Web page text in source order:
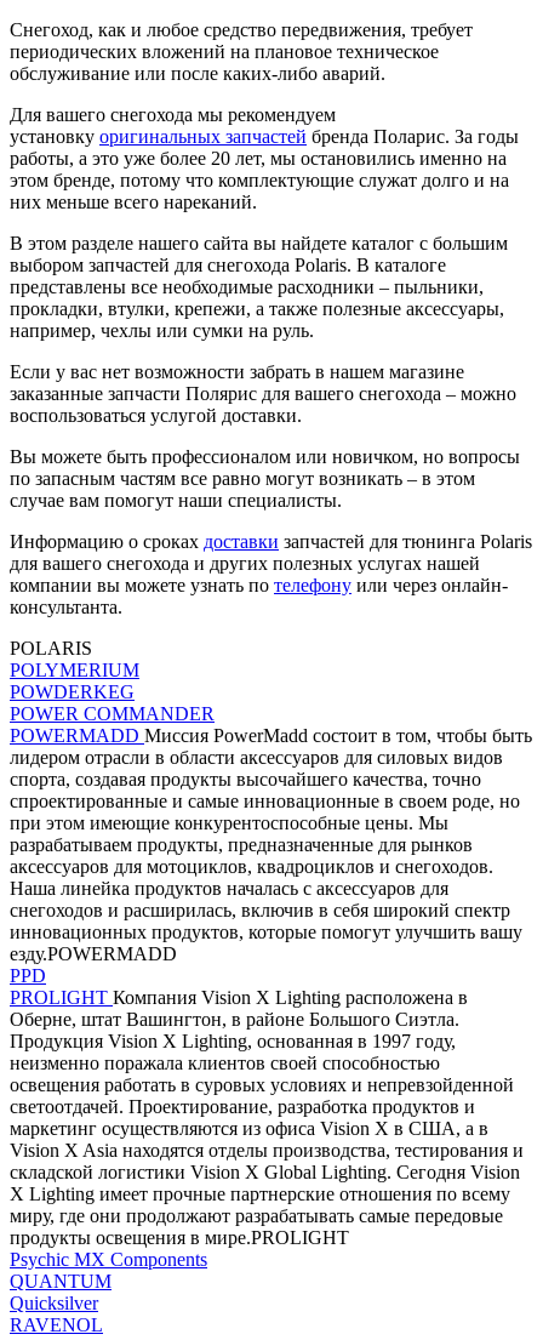
Снегоход, как и любое средство передвижения, требует
периодических вложений на плановое техническое
обслуживание или после каких-либо аварий.
Для вашего снегохода мы рекомендуем
установку оригинальных запчастей бренда Поларис. За годы
работы, а это уже более 20 лет, мы остановились именно на
этом бренде, потому что комплектующие служат долго и на
них меньше всего нареканий.
В этом разделе нашего сайта вы найдете каталог с большим
выбором запчастей для снегохода Polaris. В каталоге
представлены все необходимые расходники – пыльники,
прокладки, втулки, крепежи, а также полезные аксессуары,
например, чехлы или сумки на руль.
Если у вас нет возможности забрать в нашем магазине
заказанные запчасти Полярис для вашего снегохода – можно
воспользоваться услугой доставки.
Вы можете быть профессионалом или новичком, но вопросы
по запасным частям все равно могут возникать – в этом
случае вам помогут наши специалисты.
Информацию о сроках доставки запчастей для тюнинга Polaris
для вашего снегохода и других полезных услугах нашей
компании вы можете узнать по телефону или через онлайн-
консультанта.
POLARIS
POLYMERIUM
POWDERKEG
POWER COMMANDER
POWERMADD Миссия PowerMadd состоит в том, чтобы быть
лидером отрасли в области аксессуаров для силовых видов
спорта, создавая продукты высочайшего качества, точно
спроектированные и самые инновационные в своем роде, но
при этом имеющие конкурентоспособные цены. Мы
разрабатываем продукты, предназначенные для рынков
аксессуаров для мотоциклов, квадроциклов и снегоходов.
Наша линейка продуктов началась с аксессуаров для
снегоходов и расширилась, включив в себя широкий спектр
инновационных продуктов, которые помогут улучшить вашу
езду.POWERMADD
PPD
PROLIGHT Компания Vision X Lighting расположена в
Оберне, штат Вашингтон, в районе Большого Сиэтла.
Продукция Vision X Lighting, основанная в 1997 году,
неизменно поражала клиентов своей способностью
освещения работать в суровых условиях и непревзойденной
светоотдачей. Проектирование, разработка продуктов и
маркетинг осуществляются из офиса Vision X в США, а в
Vision X Asia находятся отделы производства, тестирования и
складской логистики Vision X Global Lighting. Сегодня Vision
X Lighting имеет прочные партнерские отношения по всему
миру, где они продолжают разрабатывать самые передовые
продукты освещения в мире.PROLIGHT
Psychic MX Components
QUANTUM
Quicksilver
RAVENOL